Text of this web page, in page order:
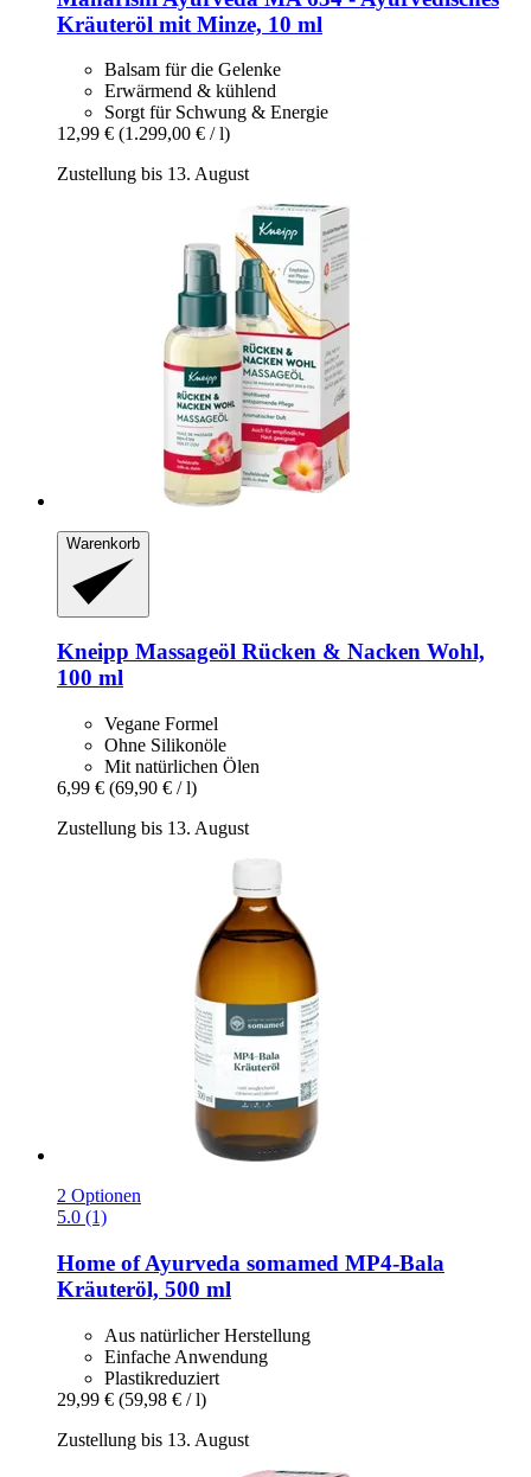
Kräuteröl mit Minze, 10 ml
Balsam für die Gelenke
Erwärmend & kühlend
Sorgt für Schwung & Energie
12,99 € (1.299,00 € / l)
Zustellung bis 13. August
Warenkorb
Kneipp Massageöl Rücken & Nacken Wohl,
100 ml
Vegane Formel
Ohne Silikonöle
Mit natürlichen Ölen
6,99 € (69,90 € / l)
Zustellung bis 13. August
2 Optionen
5.0 (1)
Home of Ayurveda somamed MP4-​Bala
Kräuteröl, 500 ml
Aus natürlicher Herstellung
Einfache Anwendung
Plastikreduziert
29,99 € (59,98 € / l)
Zustellung bis 13. August